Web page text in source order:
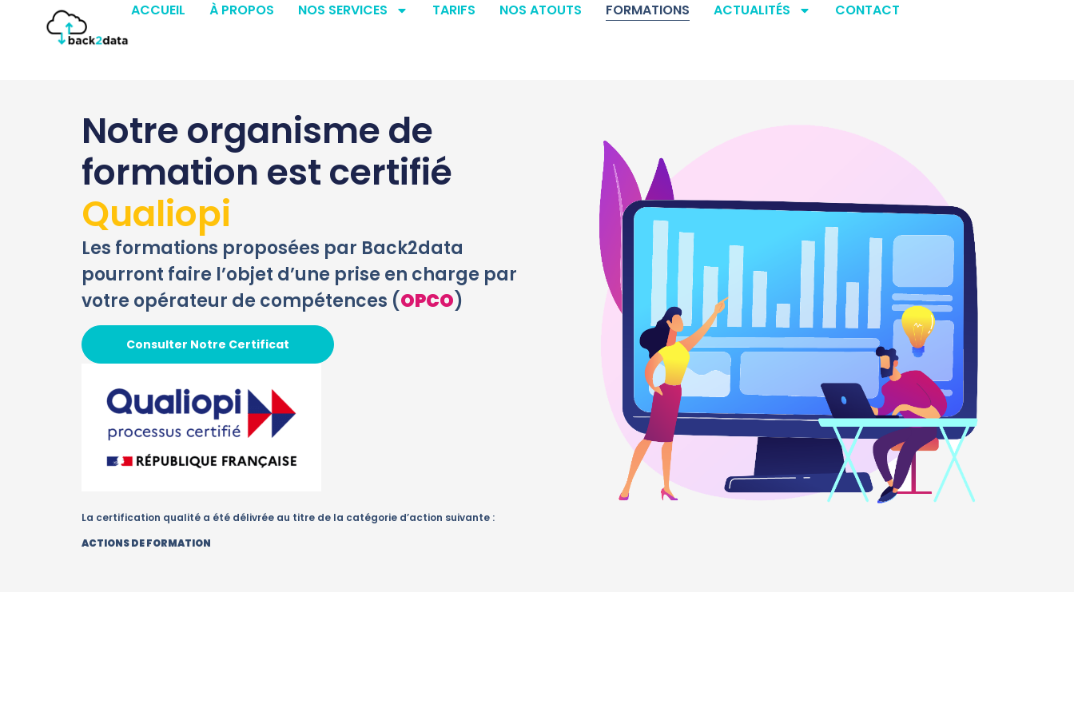
ACCUEIL À PROPOS NOS SERVICES TARIFS NOS ATOUTS FORMATIONS ACTUALITÉS CONTACT
Notre organisme de
formation est certifié
Qualiopi
Les formations proposées par Back2data
pourront faire l’objet d’une prise en charge par
votre opérateur de compétences (OPCO)
Consulter Notre Certificat
La certification qualité a été délivrée au titre de la catégorie d’action suivante :
ACTIONS DE FORMATION